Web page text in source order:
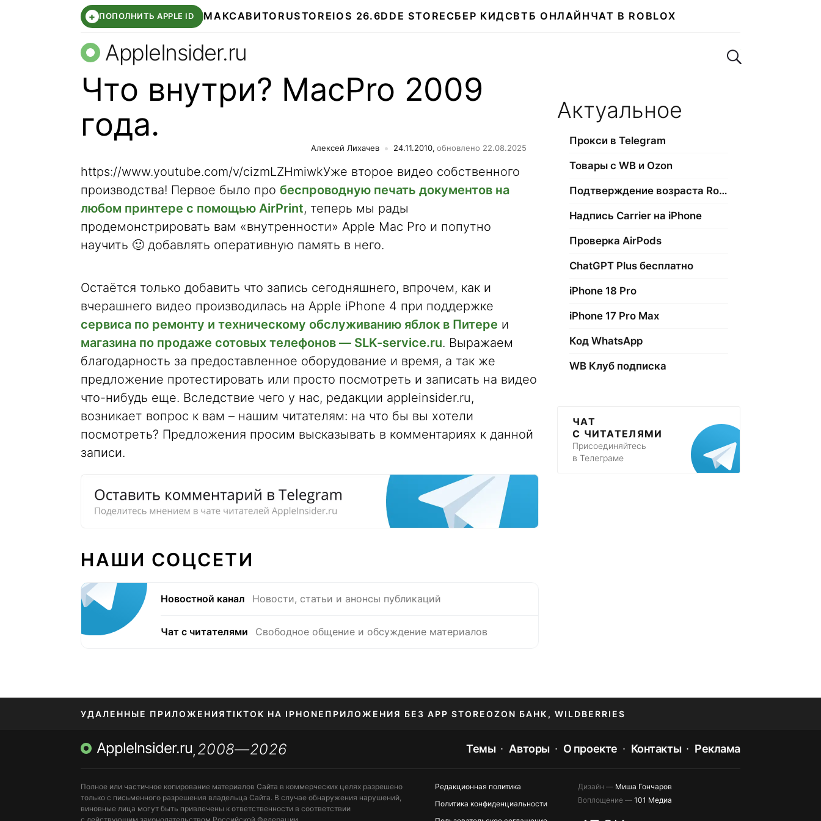
+ ПОПОЛНИТЬ APPLE ID МАКСАВИТО RUSTOREIOS 26.6DDE STORE СБЕР КИДСВТБ ОНЛАЙН ЧАТ В ROBLOX
AppleInsider.ru Поиск по сайту
Что внутри? MacPro 2009
года.
Алексей Лихачев 24.11.2010, обновлено 22.08.2025
https://www.youtube.com/v/cizmLZHmiwkУже второе видео собственного
производства! Первое было про беспроводную печать документов на
любом принтере с помощью AirPrint, теперь мы рады
продемонстрировать вам «внутренности» Apple Mac Pro и попутно
научить 🙂 добавлять оперативную память в него.
Остаётся только добавить что запись сегодняшнего, впрочем, как и
вчерашнего видео производилась на Apple iPhone 4 при поддержке
сервиса по ремонту и техническому обслуживанию яблок в Питере и
магазина по продаже сотовых телефонов — SLK-service.ru. Выражаем
благодарность за предоставленное оборудование и время, а так же
предложение протестировать или просто посмотреть и записать на видео
что-нибудь еще. Вследствие чего у нас, редакции appleinsider.ru,
возникает вопрос к вам – нашим читателям: на что бы вы хотели
посмотреть? Предложения просим высказывать в комментариях к данной
записи.
НАШИ СОЦСЕТИ
Новостной канал Новости, статьи и анонсы публикаций
Чат с читателями Свободное общение и обсуждение материалов
Актуальное
Прокси в Telegram
Товары с WB и Ozon
Подтверждение возраста Roblox
Надпись Carrier на iPhone
Проверка AirPods
ChatGPT Plus бесплатно
iPhone 18 Pro
iPhone 17 Pro Max
Код WhatsApp
WB Клуб подписка
ЧАТ
С ЧИТАТЕЛЯМИ
Присоединяйтесь
в Телеграме
УДАЛЕННЫЕ ПРИЛОЖЕНИЯTIKTOK НА IPHONE ПРИЛОЖЕНИЯ БЕЗ APP STOREOZON БАНК, WILDBERRIES
МЕССЕНДЖЕРЫ KAKAOTALK, B…ПОПОЛНЕНИЕ APPLE ID
AppleInsider.ru, 2008—2026 Темы Авторы О проекте Контакты Реклама
Полное или частичное копирование материалов Сайта в коммерческих целях разрешено
только с письменного разрешения владельца Сайта. В случае обнаружения нарушений,
виновные лица могут быть привлечены к ответственности в соответствии
Редакционная политика
Политика конфиденциальности
Дизайн — Миша Гончаров
Воплощение — 101 Медиа